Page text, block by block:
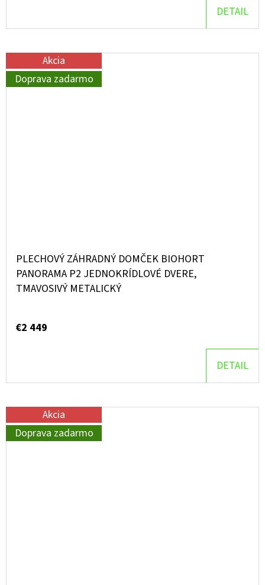
DETAIL
Akcia
Doprava zadarmo
PLECHOVÝ ZÁHRADNÝ DOMČEK BIOHORT
PANORAMA P2 JEDNOKRÍDLOVÉ DVERE,
TMAVOSIVÝ METALICKÝ
€2 449
DETAIL
Akcia
Doprava zadarmo